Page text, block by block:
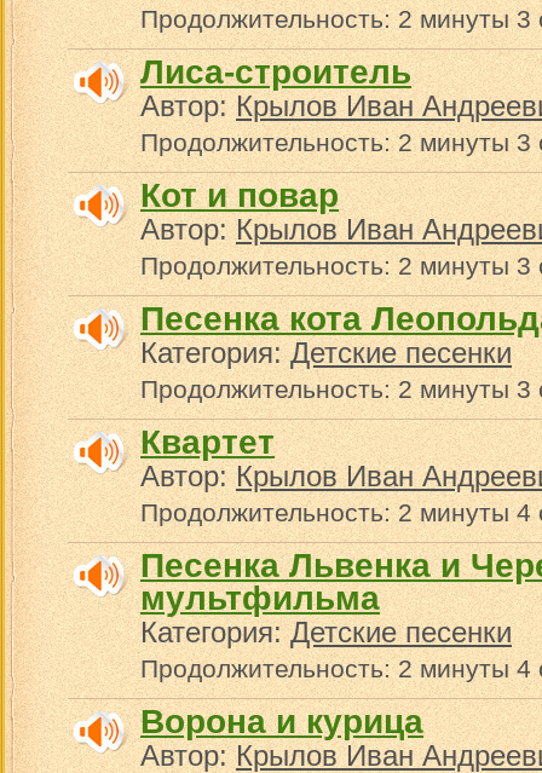
Продолжительность: 2 минуты 3
Лиса-строитель
Автор:Крылов Иван
Продолжительность: 2 минуты 3
Кот и повар
Автор:Крылов Иван
Продолжительность: 2 минуты 3
Песенка кота
Категория:Детские песенки
Продолжительность: 2 минуты 3
Квартет
Автор:Крылов Иван
Продолжительность: 2 минуты 4
Песенка Львенка и
мультфильма
Категория:Детские песенки
Продолжительность: 2 минуты 4
Ворона и курица
Автор:Крылов Иван